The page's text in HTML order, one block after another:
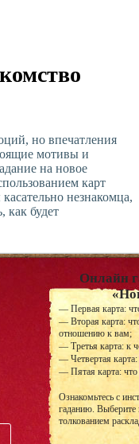
но впечатления
мотивы и
на новое
карт
незнакомца,
как будет
Онлайн
— Первая карта:
— Вторая карта:
отношению к вам;
— Третья карта: к
— Четвертая
— Пятая карта: что
Ознакомьтесь с
гаданию. Выберите
толкованием